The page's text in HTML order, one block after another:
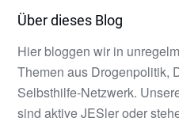
Über dieses Blog
Hier bloggen wir in
Themen aus Drogenpolitik,
Selbsthilfe-Netzwerk.
sind aktive JESler oder